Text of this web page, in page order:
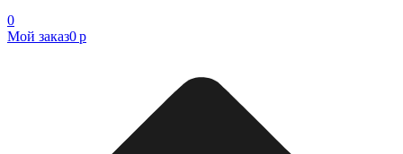
0
Мой заказ0 р